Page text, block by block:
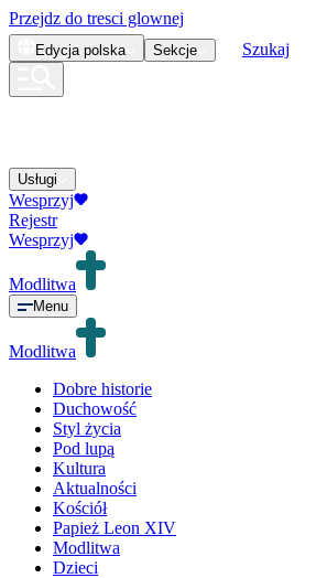
Przejdz do tresci glownej
Edycja polska Sekcje Szukaj
Usługi
Wesprzyj
Rejestr
Wesprzyj
Modlitwa
Menu
Modlitwa
Dobre historie
Duchowość
Styl życia
Pod lupą
Kultura
Aktualności
Kościół
Papież Leon XIV
Modlitwa
Dzieci